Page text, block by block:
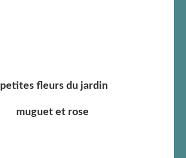
petites fleurs du jardin
muguet et rose